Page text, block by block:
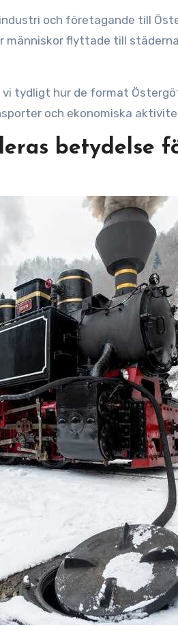
och företagande till
människor flyttade till
tydligt hur de format
och ekonomiska
betydelse